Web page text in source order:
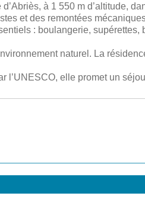
à 1 550 m d’altitude,
et des remontées
: boulangerie, supérettes,
naturel. La
l’UNESCO, elle promet un